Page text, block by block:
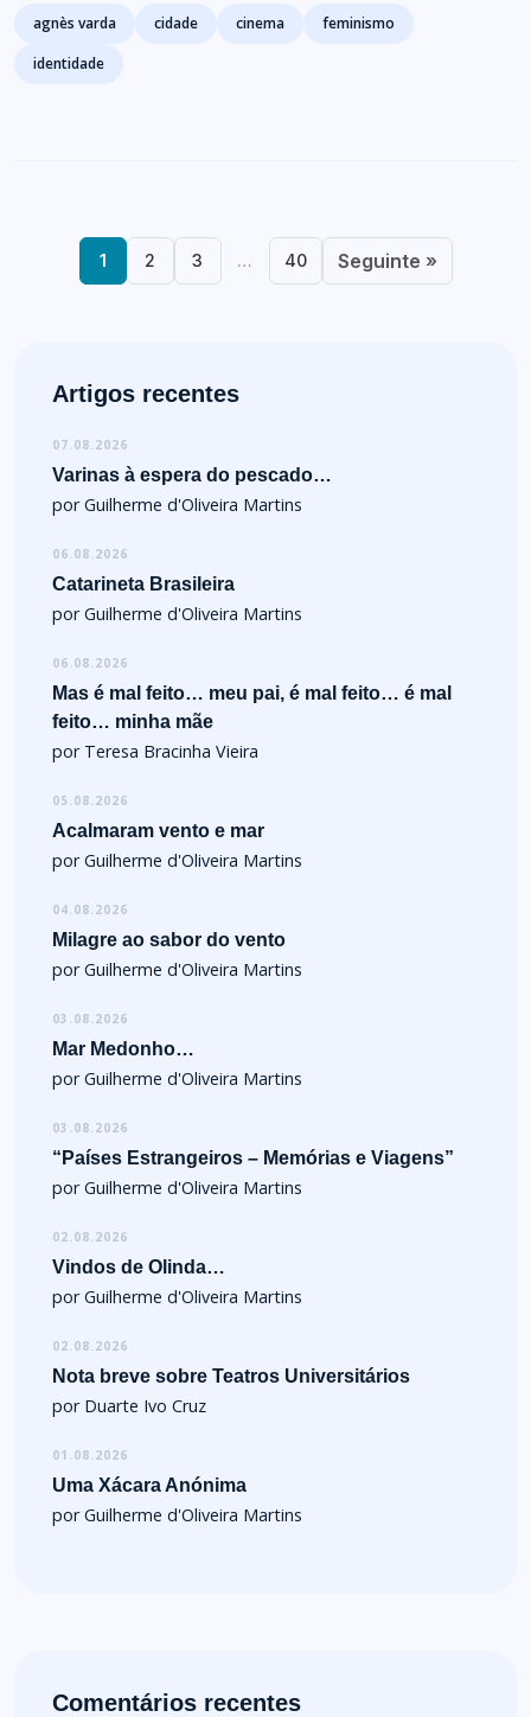
Tags
agnès varda cidade cinema
feminismo
identidade
1 2 3 … 40 Seguinte »
Artigos recentes
07.08.2026
Varinas à espera do pescado…
por Guilherme d'Oliveira Martins
06.08.2026
Catarineta Brasileira
por Guilherme d'Oliveira Martins
06.08.2026
Mas é mal feito… meu pai, é mal feito… é mal
feito… minha mãe
por Teresa Bracinha Vieira
05.08.2026
Acalmaram vento e mar
por Guilherme d'Oliveira Martins
04.08.2026
Milagre ao sabor do vento
por Guilherme d'Oliveira Martins
03.08.2026
Mar Medonho…
por Guilherme d'Oliveira Martins
03.08.2026
“Países Estrangeiros – Memórias e Viagens”
por Guilherme d'Oliveira Martins
02.08.2026
Vindos de Olinda…
por Guilherme d'Oliveira Martins
02.08.2026
Nota breve sobre Teatros Universitários
por Duarte Ivo Cruz
01.08.2026
Uma Xácara Anónima
por Guilherme d'Oliveira Martins
Comentários recentes